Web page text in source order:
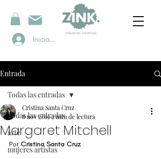
Iniciar sesión
Entrada
Todas las entradas
arte
mujeres artistas
Todas las entradas
Margaret Mitchell
Cristina Santa Cruz
8 nov 20192 min de lectura
Por Cristina Santa Cruz